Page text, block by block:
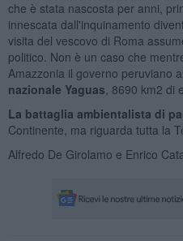
che è stata nascosta per anni,
innescata dall'inquinamento
visita del vescovo di Roma
politico. Non è un caso che
Amazzonia il governo peruviano
nazionale Yaguas , 8690 km2 di
La battaglia ambientalista di
Continente, ma riguarda tutta la
Alfredo De Girolamo e Enrico